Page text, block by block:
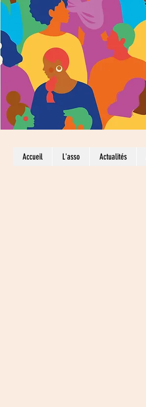
Accueil L'asso Actualités